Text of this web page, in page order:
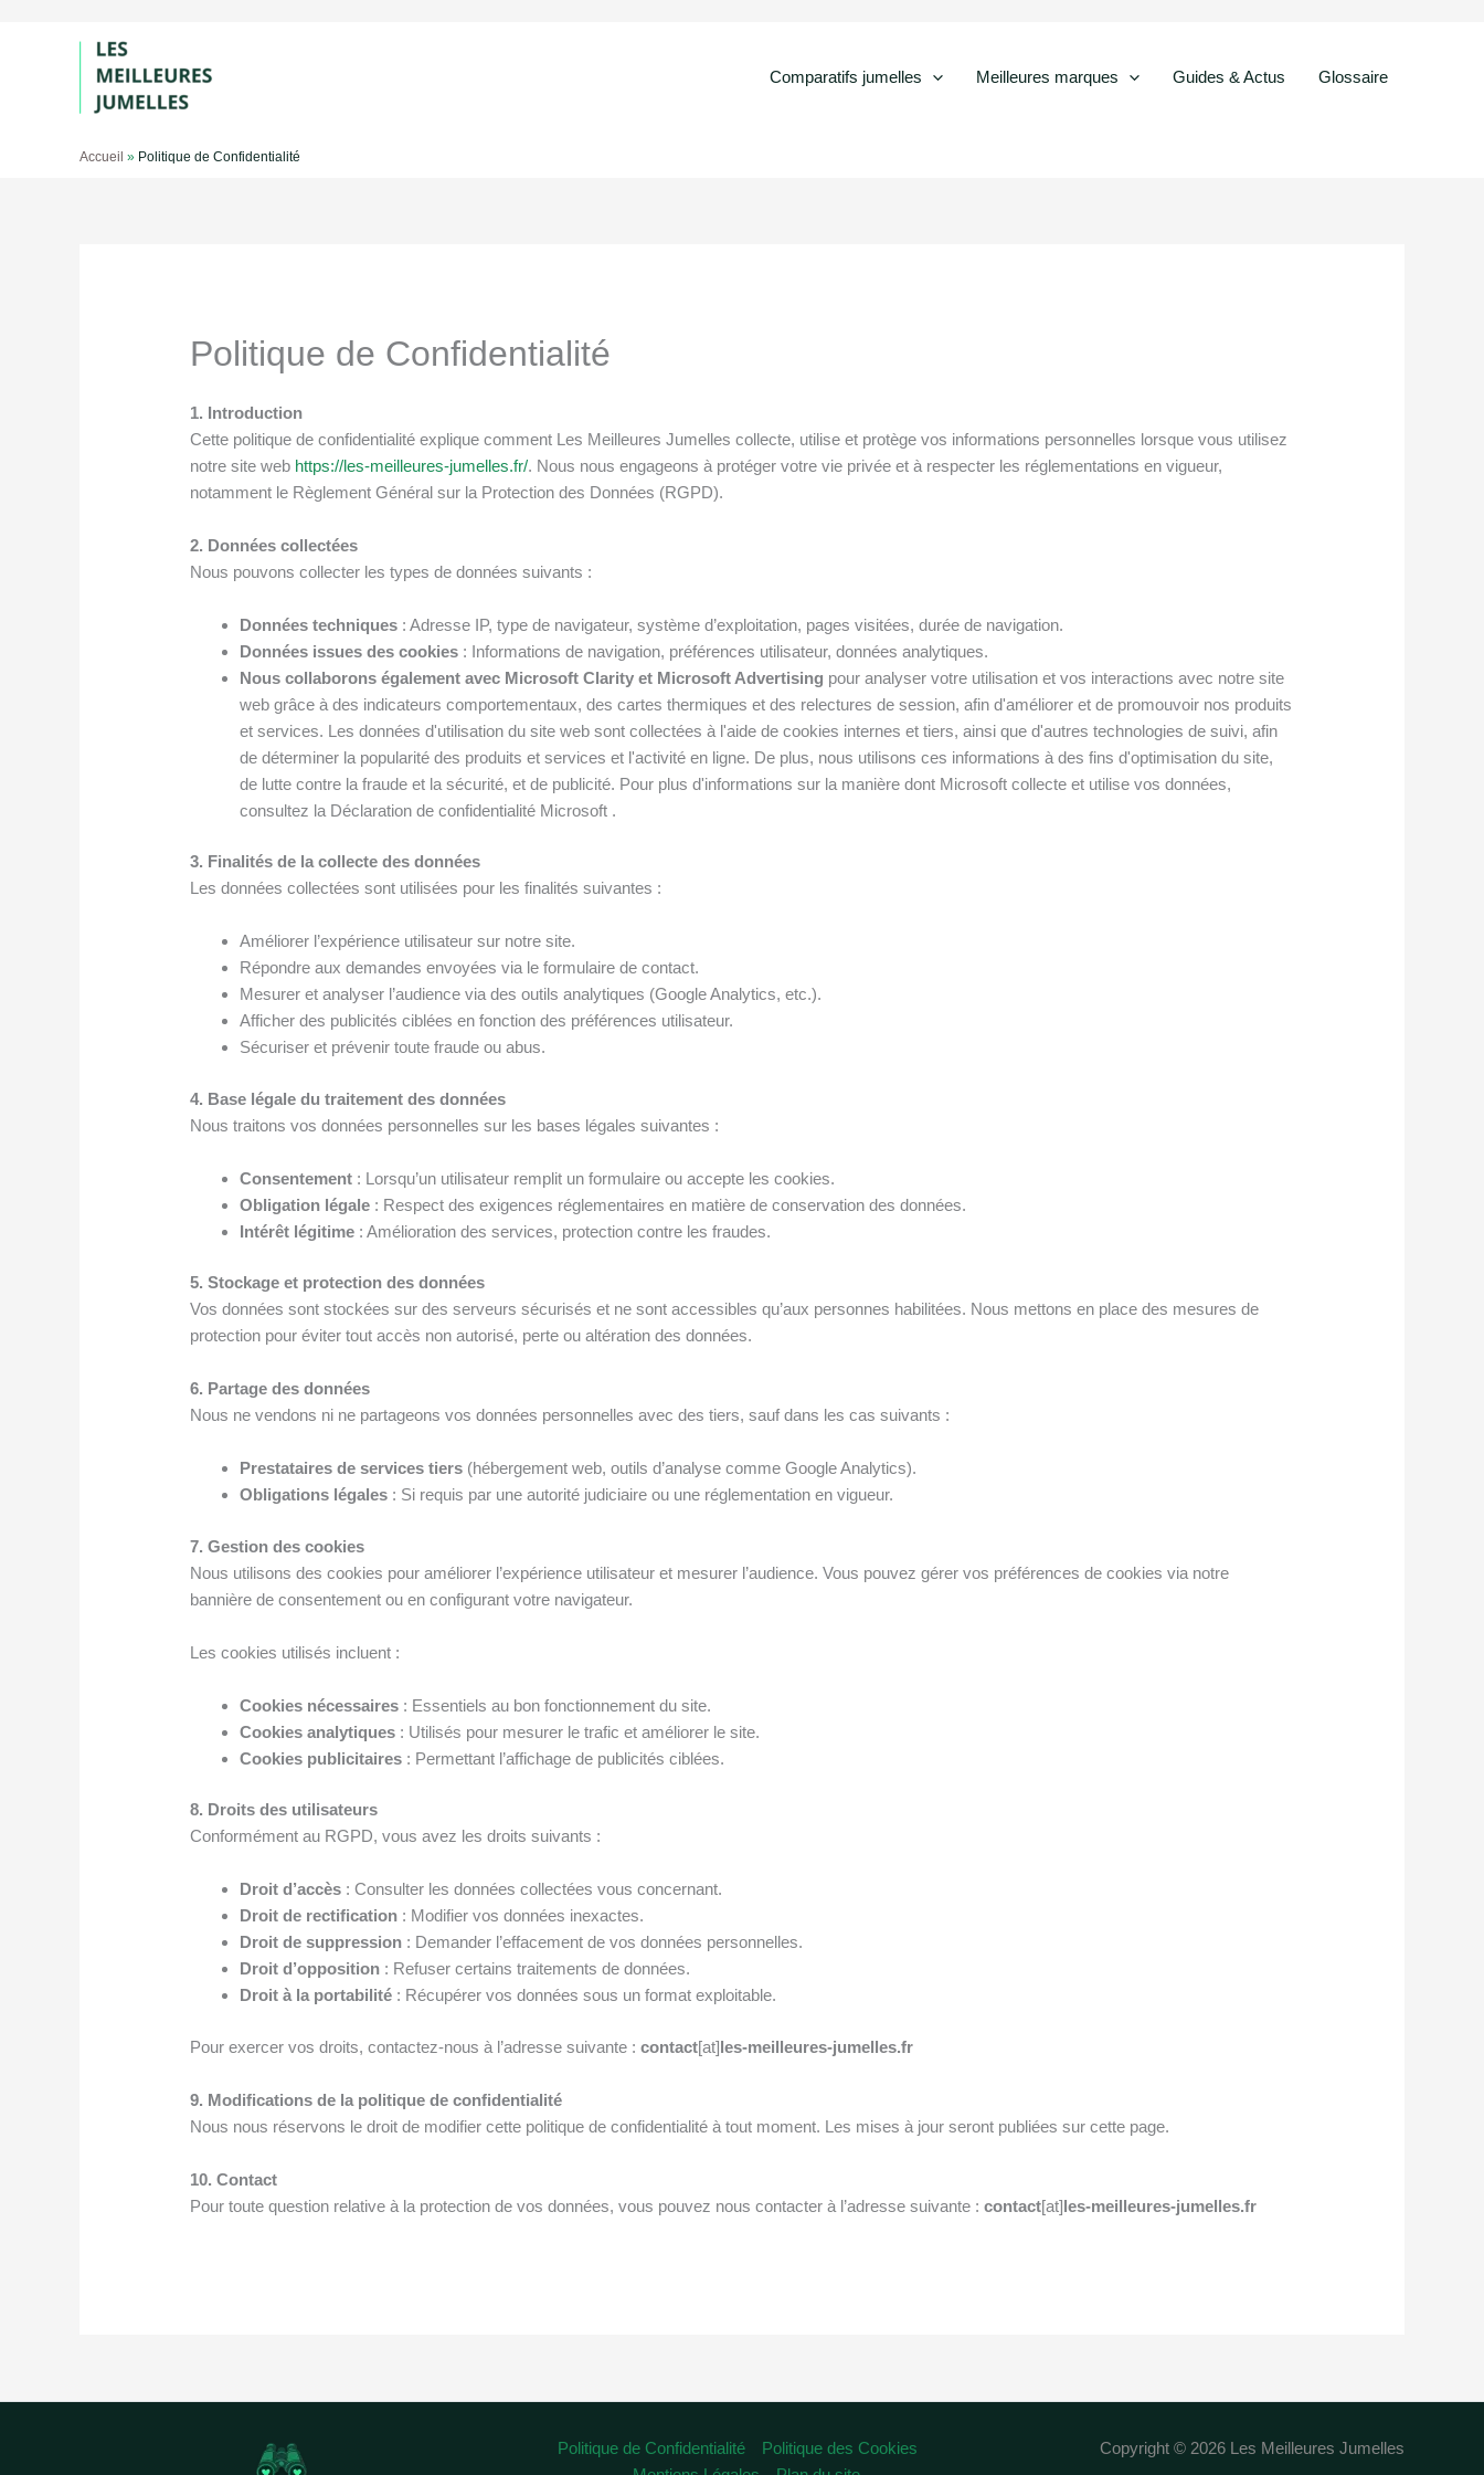
Comparatifs jumelles Meilleures marques Guides & Actus Glossaire
Accueil » Politique de Confidentialité
Politique de Confidentialité
1. Introduction
Cette politique de confidentialité explique comment Les Meilleures Jumelles collecte, utilise et protège vos informations personnelles lorsque vous utilisez
notre site web https://les-meilleures-jumelles.fr/. Nous nous engageons à protéger votre vie privée et à respecter les réglementations en vigueur,
notamment le Règlement Général sur la Protection des Données (RGPD).
2. Données collectées
Nous pouvons collecter les types de données suivants :
Données techniques : Adresse IP, type de navigateur, système d’exploitation, pages visitées, durée de navigation.
Données issues des cookies : Informations de navigation, préférences utilisateur, données analytiques.
Nous collaborons également avec Microsoft Clarity et Microsoft Advertising pour analyser votre utilisation et vos interactions avec notre site
web grâce à des indicateurs comportementaux, des cartes thermiques et des relectures de session, afin d'améliorer et de promouvoir nos produits
et services. Les données d'utilisation du site web sont collectées à l'aide de cookies internes et tiers, ainsi que d'autres technologies de suivi, afin
de déterminer la popularité des produits et services et l'activité en ligne. De plus, nous utilisons ces informations à des fins d'optimisation du site,
de lutte contre la fraude et la sécurité, et de publicité. Pour plus d'informations sur la manière dont Microsoft collecte et utilise vos données,
consultez la Déclaration de confidentialité Microsoft .
3. Finalités de la collecte des données
Les données collectées sont utilisées pour les finalités suivantes :
Améliorer l’expérience utilisateur sur notre site.
Répondre aux demandes envoyées via le formulaire de contact.
Mesurer et analyser l’audience via des outils analytiques (Google Analytics, etc.).
Afficher des publicités ciblées en fonction des préférences utilisateur.
Sécuriser et prévenir toute fraude ou abus.
4. Base légale du traitement des données
Nous traitons vos données personnelles sur les bases légales suivantes :
Consentement : Lorsqu’un utilisateur remplit un formulaire ou accepte les cookies.
Obligation légale : Respect des exigences réglementaires en matière de conservation des données.
Intérêt légitime : Amélioration des services, protection contre les fraudes.
5. Stockage et protection des données
Vos données sont stockées sur des serveurs sécurisés et ne sont accessibles qu’aux personnes habilitées. Nous mettons en place des mesures de
protection pour éviter tout accès non autorisé, perte ou altération des données.
6. Partage des données
Nous ne vendons ni ne partageons vos données personnelles avec des tiers, sauf dans les cas suivants :
Prestataires de services tiers (hébergement web, outils d’analyse comme Google Analytics).
Obligations légales : Si requis par une autorité judiciaire ou une réglementation en vigueur.
7. Gestion des cookies
Nous utilisons des cookies pour améliorer l’expérience utilisateur et mesurer l’audience. Vous pouvez gérer vos préférences de cookies via notre
bannière de consentement ou en configurant votre navigateur.
Les cookies utilisés incluent :
Cookies nécessaires : Essentiels au bon fonctionnement du site.
Cookies analytiques : Utilisés pour mesurer le trafic et améliorer le site.
Cookies publicitaires : Permettant l’affichage de publicités ciblées.
8. Droits des utilisateurs
Conformément au RGPD, vous avez les droits suivants :
Droit d’accès : Consulter les données collectées vous concernant.
Droit de rectification : Modifier vos données inexactes.
Droit de suppression : Demander l’effacement de vos données personnelles.
Droit d’opposition : Refuser certains traitements de données.
Droit à la portabilité : Récupérer vos données sous un format exploitable.
Pour exercer vos droits, contactez-nous à l’adresse suivante :contact[at]les-meilleures-jumelles.fr
9. Modifications de la politique de confidentialité
Nous nous réservons le droit de modifier cette politique de confidentialité à tout moment. Les mises à jour seront publiées sur cette page.
10. Contact
Pour toute question relative à la protection de vos données, vous pouvez nous contacter à l’adresse suivante :contact[at]les-meilleures-jumelles.fr
Politique de Confidentialité
Politique des Cookies
Copyright © 2026 Les Meilleures Jumelles